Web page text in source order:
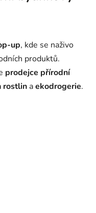
up, kde se naživo
produktů.
prodejce přírodní
rostlin aekodrogerie.